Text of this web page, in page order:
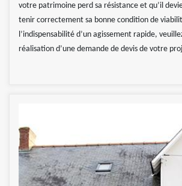
votre patrimoine perd sa résistance et qu’il
tenir correctement sa bonne condition de
l’indispensabilité d’un agissement rapide,
réalisation d’une demande de devis de votre